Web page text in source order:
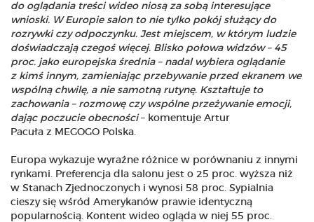
do oglądania treści wideo niosą za sobą interesujące
wnioski. W Europie salon to nie tylko pokój służący do
rozrywki czy odpoczynku. Jest miejscem, w którym ludzie
doświadczają czegoś więcej. Blisko połowa widzów – 45
proc. jako europejska średnia – nadal wybiera oglądanie
z kimś innym, zamieniając przebywanie przed ekranem we
wspólną chwilę, a nie samotną rutynę. Kształtuje to
zachowania – rozmowę czy wspólne przeżywanie emocji,
dając poczucie obecności – komentuje Artur
Pacuła z MEGOGO Polska.
Europa wykazuje wyraźne różnice w porównaniu z innymi
rynkami. Preferencja dla salonu jest o 25 proc. wyższa niż
w Stanach Zjednoczonych i wynosi 58 proc. Sypialnia
cieszy się wśród Amerykanów prawie identyczną
popularnością. Kontent wideo ogląda w niej 55 proc.